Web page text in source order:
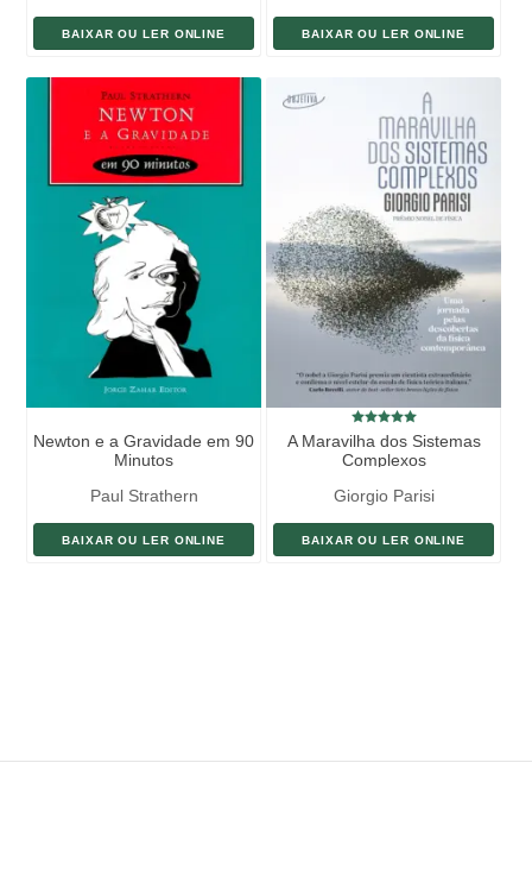
BAIXAR OU LER ONLINE BAIXAR OU LER ONLINE
Newton e a Gravidade em 90
Minutos
Paul Strathern
BAIXAR OU LER ONLINE
A Maravilha dos Sistemas
Complexos
Giorgio Parisi
BAIXAR OU LER ONLINE